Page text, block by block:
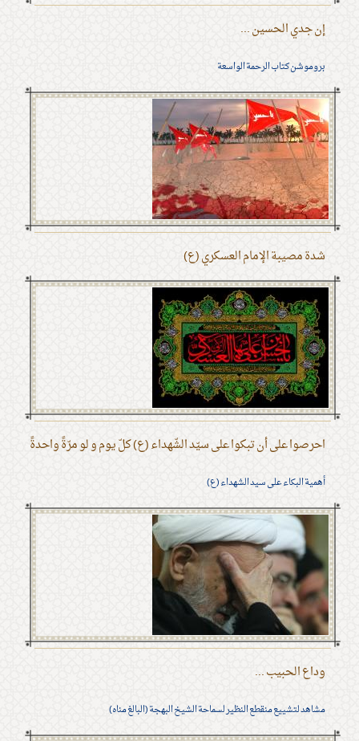
إن جدي الحسين ...
بروموشن كتاب الرحمة الواسعة
شدة مصيبة الإمام العسكري (ع)
احرصوا على أن تبكوا على سيّد الشّهداء (ع) كلّ يوم و لو مرّةً واحدةً
أهمية البكاء على سيد الشهداء (ع)
وداع الحبيب ...
مشاهد لتشييع منقطع النظير لسماحة الشيخ البهجة (البالغ مناه)